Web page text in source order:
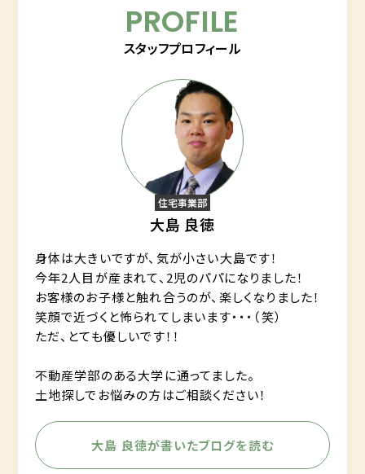
PROFILE
スタッフプロフィール
住宅事業部
大島 良徳
身体は大きいですが、気が小さい大島です！
今年2人目が産まれて、2児のパパになりました！
お客様のお子様と触れ合うのが、楽しくなりました！
笑顔で近づくと怖られてしまいます・・・（笑）
ただ、とても優しいです！！
不動産学部のある大学に通ってました。
土地探しでお悩みの方はご相談ください！
大島 良徳が書いたブログを読む